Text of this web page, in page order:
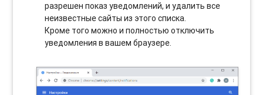
разрешен показ уведомлений, и удалить все
неизвестные сайты из этого списка.
Кроме того можно и полностью отключить
уведомления в вашем браузере.